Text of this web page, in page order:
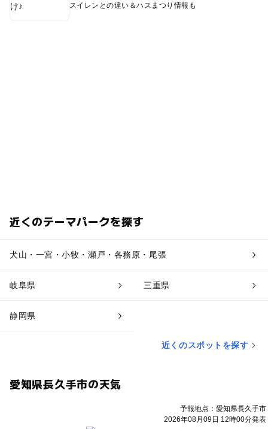
スイレンとの違い＆ハスまつり情報も
近くのテーマパークを探す
犬山・一宮・小牧・瀬戸・各務原・尾張
岐阜県 三重県
静岡県
近くのスポットを探す
愛知県長久手市の天気
予報地点：愛知県長久手市
2026年08月09日 12時00分発表